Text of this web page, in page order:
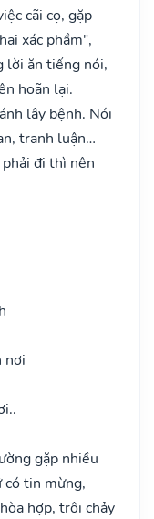
cãi cọ, gặp
xác phầm",
lời ăn tiếng nói,
hoãn lại.
lây bệnh. Nói
tranh luận…
đi thì nên
nơi
gặp nhiều
có tin mừng,
hợp, trôi chảy